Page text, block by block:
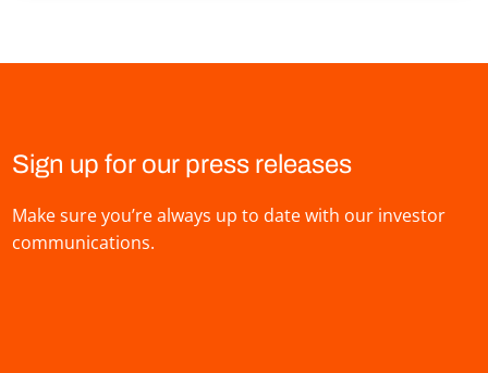
Sign up for our press releases
Make sure you’re always up to date with our investor
communications.